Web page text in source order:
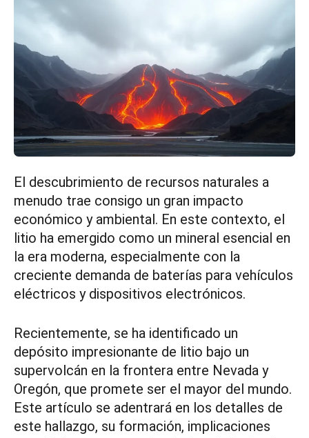
El descubrimiento de recursos naturales a
menudo trae consigo un gran impacto
económico y ambiental. En este contexto, el
litio ha emergido como un mineral esencial en
la era moderna, especialmente con la
creciente demanda de baterías para vehículos
eléctricos y dispositivos electrónicos.
Recientemente, se ha identificado un
depósito impresionante de litio bajo un
supervolcán en la frontera entre Nevada y
Oregón, que promete ser el mayor del mundo.
Este artículo se adentrará en los detalles de
este hallazgo, su formación, implicaciones